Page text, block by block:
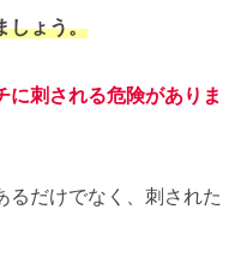
しょう。
に刺される危険がありま
るだけでなく、刺された